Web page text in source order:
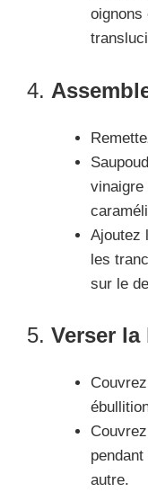
oignons
4.
vinaigre
Ajoutez
les
sur le
5. Verser
pendant
autre.